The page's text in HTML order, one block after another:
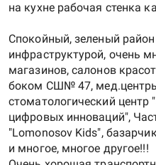
на кухне рабочая стенка
Спокойный, зеленый район
инфраструктурой, очень
магазинов, салонов
боком СШ№ 47, мед.центры
стоматологический центр
цифровых инноваций",
"Lomonosov Kids",
и многое, многое другое!!!